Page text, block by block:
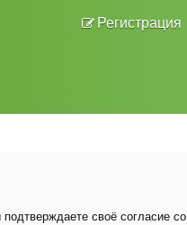
Регистрация
своё согласие со